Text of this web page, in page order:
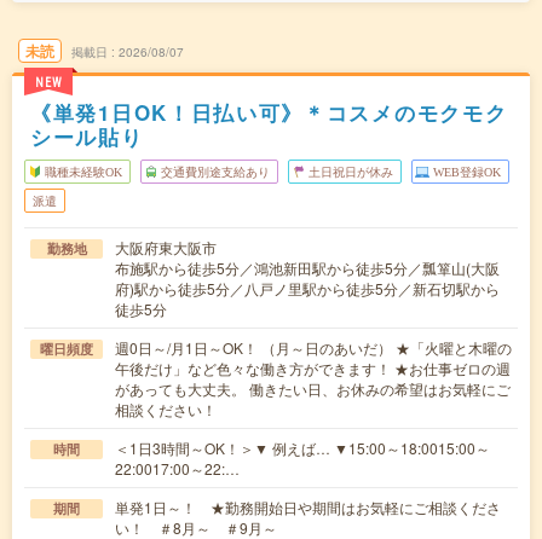
未読
NEW
掲載日 2026/08/07
《単発1日OK！日払い可》＊コスメのモクモク
シール貼り
職種未経験OK 交通費別途支給あり 土日祝日が休み WEB登録OK
派遣
勤務地
大阪府東大阪市
布施駅から徒歩5分／鴻池新田駅から徒歩5分／瓢箪山(大阪
府)駅から徒歩5分／八戸ノ里駅から徒歩5分／新石切駅から
徒歩5分
曜日頻度
週0日～/月1日～OK！ （月～日のあいだ） ★「火曜と木曜の
午後だけ」など色々な働き方ができます！ ★お仕事ゼロの週
があっても大丈夫。 働きたい日、お休みの希望はお気軽にご
相談ください！
時間
＜1日3時間～OK！＞▼ 例えば… ▼15:00～18:0015:00～
22:0017:00～22:…
期間
単発1日～！ ★勤務開始日や期間はお気軽にご相談くださ
い！ ＃8月～ ＃9月～